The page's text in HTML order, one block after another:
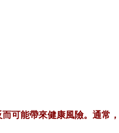
可能帶來健康風險。通常